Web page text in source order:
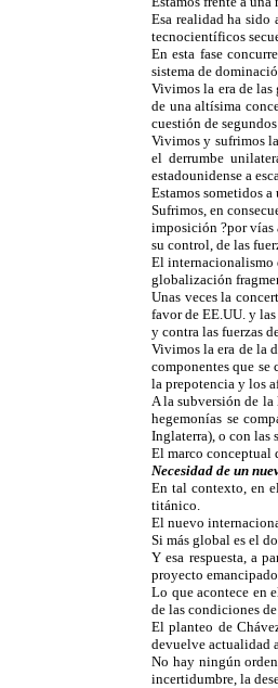
Esa realidad ha sido
tecnocientíficos
En esta fase
sistema de
Vivimos la era de las
de una altísima
cuestión de
Vivimos y sufrimos
el derrumbe
estadounidense a
Estamos sometidos
Sufrimos, en
imposición ?por vías
su control, de las
El internacionalismo
globalización
Unas veces la
favor de EE.UU. y
y contra las fuerzas
Vivimos la era de la
componentes que se
la prepotencia y los
A la subversión de
hegemonías se
Inglaterra), o con las
El marco conceptual
Necesidad de un
En tal contexto, en
titánico.
El nuevo
Si más global es el
Y esa respuesta, a
proyecto
Lo que acontece en
de las condiciones
El planteo de
devuelve actualidad
No hay ningún
incertidumbre, la